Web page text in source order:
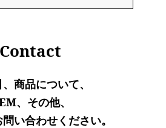
Contact
商品について、
、その他、
い合わせください。